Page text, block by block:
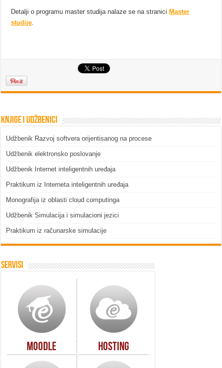
Detalji o programu master studija nalaze se na stranici Master
studije
Knjige i udžbenici
Udžbenik Razvoj softvera orijentisanog na procese
Udžbenik elektronsko poslovanje
Udžbenik Internet inteligentnih uređaja
Praktikum iz Interneta inteligentnih uređaja
Monografija iz oblasti cloud computinga
Udžbenik Simulacija i simulacioni jezici
Praktikum iz računarske simulacije
Servisi
Moodle Hosting